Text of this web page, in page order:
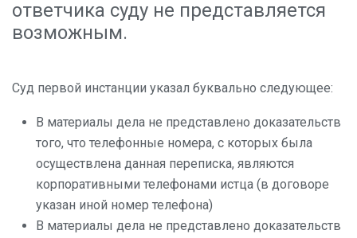
ответчика суду не представляется
возможным.
Суд первой инстанции указал буквально следующее:
В материалы дела не представлено доказательств
того, что телефонные номера, с которых была
осуществлена данная переписка, являются
корпоративными телефонами истца (в договоре
указан иной номер телефона)
В материалы дела не представлено доказательств